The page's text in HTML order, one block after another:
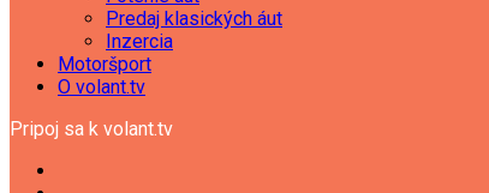
Predaj klasických áut
Inzercia
Motoršport
O volant.tv
Pripoj sa k volant.tv